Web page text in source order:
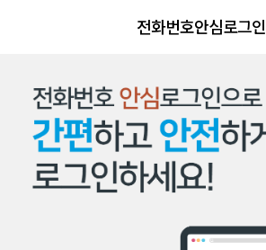
전화번호안심로그인